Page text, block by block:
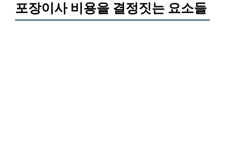
포장이사 비용을 결정짓는 요소들